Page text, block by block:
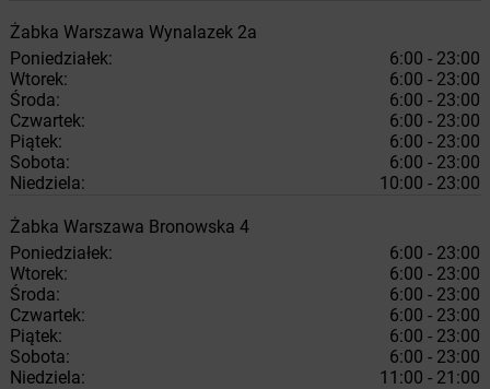
Żabka Warszawa Wynalazek 2a
Poniedziałek:
6:00 - 23:00
Wtorek:
6:00 - 23:00
Środa:
6:00 - 23:00
Czwartek:
6:00 - 23:00
Piątek:
6:00 - 23:00
Sobota:
6:00 - 23:00
Niedziela:
10:00 - 23:00
Żabka Warszawa Bronowska 4
Poniedziałek:
6:00 - 23:00
Wtorek:
6:00 - 23:00
Środa:
6:00 - 23:00
Czwartek:
6:00 - 23:00
Piątek:
6:00 - 23:00
Sobota:
6:00 - 23:00
Niedziela:
11:00 - 21:00